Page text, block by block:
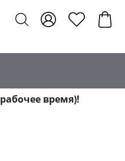
время)!